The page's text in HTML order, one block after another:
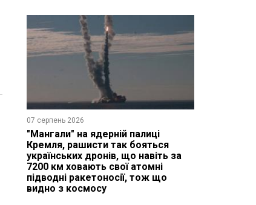
07 серпень 2026
"Мангали" на ядерній палиці
Кремля, рашисти так бояться
українських дронів, що навіть за
7200 км ховають свої атомні
підводні ракетоносії, тож що
видно з космосу